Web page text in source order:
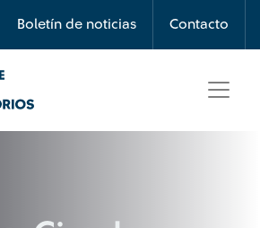
Boletín de noticias Contacto